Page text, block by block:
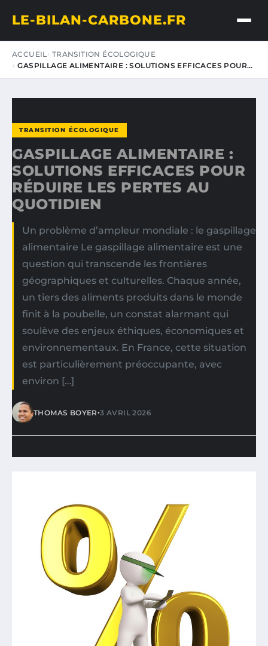
LE-BILAN-CARBONE.FR
ACCUEIL TRANSITION ÉCOLOGIQUE
GASPILLAGE ALIMENTAIRE : SOLUTIONS EFFICACES POUR…
TRANSITION ÉCOLOGIQUE
GASPILLAGE ALIMENTAIRE :
SOLUTIONS EFFICACES POUR
RÉDUIRE LES PERTES AU
QUOTIDIEN
Un problème d’ampleur mondiale : le gaspillage
alimentaire Le gaspillage alimentaire est une
question qui transcende les frontières
géographiques et culturelles. Chaque année,
un tiers des aliments produits dans le monde
finit à la poubelle, un constat alarmant qui
soulève des enjeux éthiques, économiques et
environnementaux. En France, cette situation
est particulièrement préoccupante, avec
environ […]
THOMAS BOYER•3 AVRIL 2026